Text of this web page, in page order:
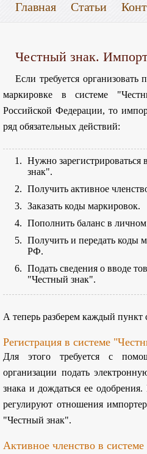
Главная Статьи
Честный знак.
Если требуется организовать
маркировке в системе
Российской Федерации, то
ряд обязательных действий:
Нужно зарегистрироваться
знак".
Получить активное
Заказать коды маркировок.
Пополнить баланс в личном
Получить и передать коды
РФ.
Подать сведения о вводе
"Честный знак".
А теперь разберем каждый пункт
Регистрация в системе
Для этого требуется с
организации подать
знака и дождаться ее
регулируют отношения
"Честный знак".
Активное членство в